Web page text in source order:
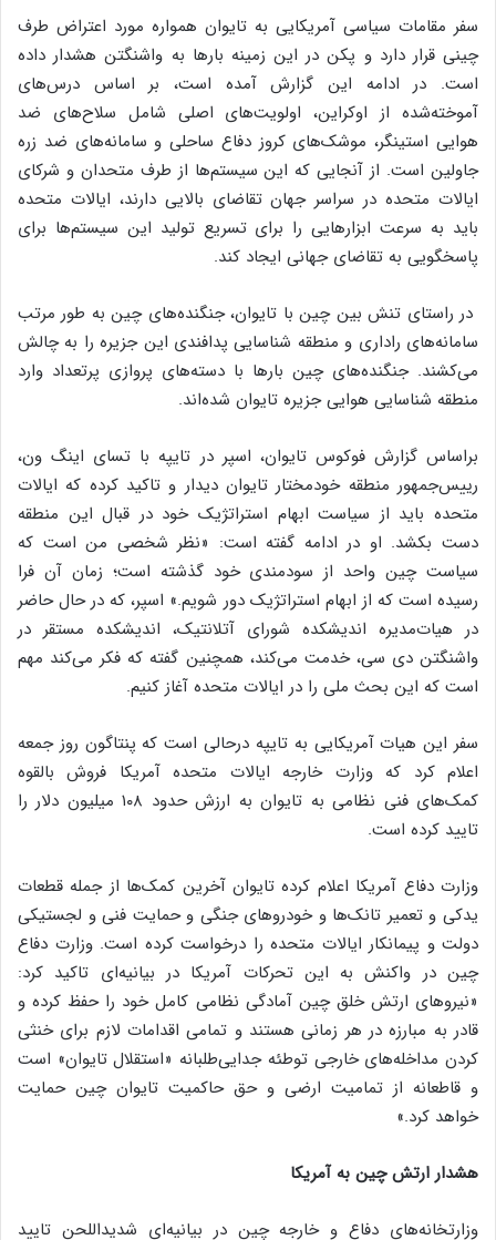
سفر مقامات سیاسی آمریکایی به تایوان همواره مورد اعتراض طرف
چینی قرار دارد و پکن در این زمینه بارها به واشنگتن هشدار داده
است. در ادامه این گزارش آمده است، بر اساس درس‌های
آموخته‌شده از اوکراین، اولویت‌های اصلی شامل سلاح‌های ضد
هوایی استینگر، موشک‌های کروز دفاع ساحلی و سامانه‌های ضد زره
جاولین است. از آنجایی که این سیستم‌ها از طرف متحدان و شرکای
ایالات متحده در سراسر جهان تقاضای بالایی دارند، ایالات متحده
باید به سرعت ابزارهایی را برای تسریع تولید این سیستم‌ها برای
پاسخگویی به تقاضای جهانی ایجاد کند.
در راستای تنش بین چین با تایوان، جنگنده‌های چین به طور مرتب
سامانه‌های راداری و منطقه شناسایی پدافندی این جزیره را به چالش
می‌کشند. جنگنده‌های چین بارها با دسته‌های پروازی پرتعداد وارد
منطقه شناسایی هوایی جزیره تایوان شده‌اند.
براساس گزارش فوکوس تایوان، اسپر در تایپه با تسای اینگ ون،
رییس‌جمهور منطقه خودمختار تایوان دیدار و تاکید کرده که ایالات
متحده باید از سیاست ابهام استراتژیک خود در قبال این منطقه
دست بکشد. او در ادامه گفته است: «نظر شخصی من است که
سیاست چین واحد از سودمندی خود گذشته است؛ زمان آن فرا
رسیده است که از ابهام استراتژیک دور شویم.» اسپر، که در حال حاضر
در هیات‌مدیره اندیشکده شورای آتلانتیک، اندیشکده مستقر در
واشنگتن دی سی، خدمت می‌کند، همچنین گفته که فکر می‌کند مهم
است که این بحث ملی را در ایالات متحده آغاز کنیم.
سفر این هیات آمریکایی به تایپه درحالی است که پنتاگون روز جمعه
اعلام کرد که وزارت خارجه ایالات متحده آمریکا فروش بالقوه
کمک‌های فنی نظامی به تایوان به ارزش حدود ۱۰۸ میلیون دلار را
تایید کرده است.
وزارت دفاع آمریکا اعلام کرده تایوان آخرین کمک‌ها از جمله قطعات
یدکی و تعمیر تانک‌ها و خودروهای جنگی و حمایت فنی و لجستیکی
دولت و پیمانکار ایالات متحده را درخواست کرده است. وزارت دفاع
چین در واکنش به این تحرکات آمریکا در بیانیه‌ای تاکید کرد:
«نیروهای ارتش خلق چین آمادگی نظامی کامل خود را حفظ کرده و
قادر به مبارزه در هر زمانی هستند و تمامی اقدامات لازم برای خنثی
کردن مداخله‌های خارجی توطئه جدایی‌طلبانه «استقلال تایوان» است
و قاطعانه از تمامیت ارضی و حق حاکمیت تایوان چین حمایت
خواهد کرد.»
هشدار ارتش چین به آمریکا
وزارتخانه‌های دفاع و خارجه چین در بیانیه‌ای شدیداللحن تایید